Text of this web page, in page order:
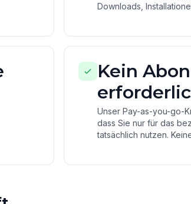
Downloads,
Kein
Unser Pay-as-you-go-
dass Sie nur für das
tatsächlich nutzen.